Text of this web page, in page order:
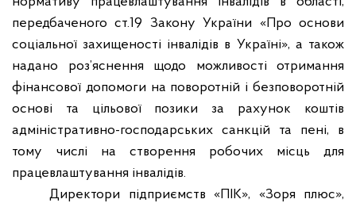
передбаченого ст.19 Закону України «Про основи
соціальної захищеності інвалідів в Україні», а також
надано роз’яснення щодо можливості отримання
фінансової допомоги на поворотній і безповоротній
основі та цільової позики за рахунок коштів
адміністративно-господарських санкцій та пені, в
тому числі на створення робочих місць для
працевлаштування інвалідів.
Директори підприємств «ПІК», «Зоря плюс»,